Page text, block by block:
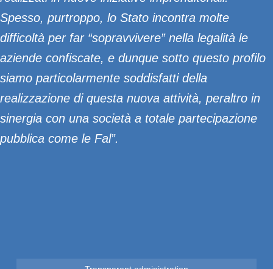
Spesso, purtroppo, lo Stato incontra molte
difficoltà per far “sopravvivere” nella legalità le
aziende confiscate, e dunque sotto questo profilo
siamo particolarmente soddisfatti della
realizzazione di questa nuova attività, peraltro in
sinergia con una società a totale partecipazione
pubblica come le Fal”.